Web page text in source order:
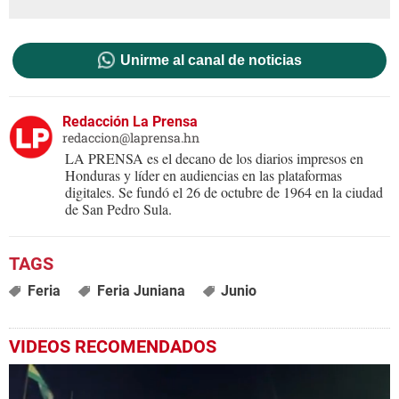
Unirme al canal de noticias
Redacción La Prensa
redaccion@laprensa.hn
LA PRENSA es el decano de los diarios impresos en
Honduras y líder en audiencias en las plataformas
digitales. Se fundó el 26 de octubre de 1964 en la ciudad
de San Pedro Sula.
Feria Feria Juniana Junio
VIDEOS RECOMENDADOS